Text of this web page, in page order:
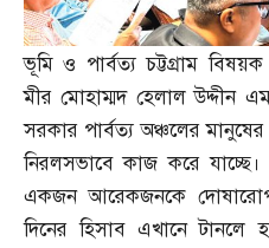
ভূমি ও পার্বত্য চট্টগ্রাম বিষয়ক
মীর মোহাম্মদ হেলাল উদ্দীন
সরকার পার্বত্য অঞ্চলের
নিরলসভাবে কাজ করে যাচ্ছে।
একজন আরেকজনকে
দিনের হিসাব এখানে টানলে